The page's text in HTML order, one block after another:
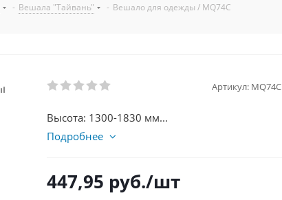
- Вешала "Тайвань" - Вешало для одежды / MQ74C
Артикул: MQ74C
Высота: 1300-1830 мм...
Подробнее
447,95 руб./шт